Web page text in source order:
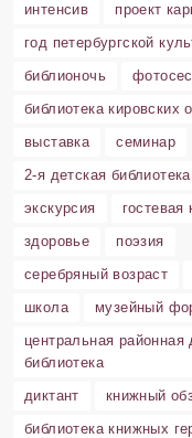
интенсив
проект
год петербургской
библионочь
библиотека кировских
выставка
семинар
2-я детская библиотека
экскурсия
гостевая
здоровье
поэзия
серебряный возраст
школа
музейный
центральная районная
библиотека
диктант
книжный
библиотека книжных